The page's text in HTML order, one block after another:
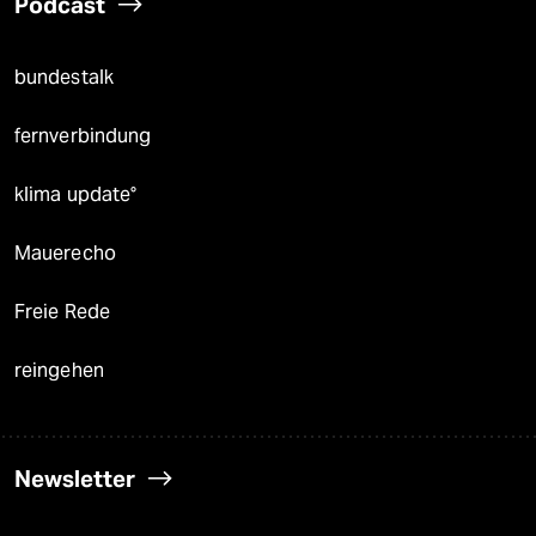
bundestalk
fernverbindung
klima update°
Mauerecho
Freie Rede
reingehen
Newsletter